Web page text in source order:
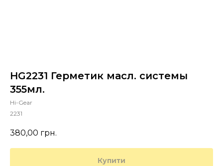
HG2231 Герметик масл. системы
355мл.
Hi-Gear
2231
380,00 грн.
Купити